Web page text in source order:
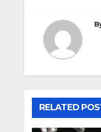
l’article
RELATED